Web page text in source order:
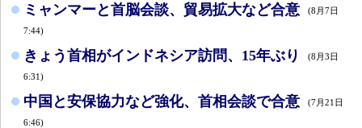
ミャンマーと首脳会談、貿易拡大など合意 (8月7日
7:44)
きょう首相がインドネシア訪問、15年ぶり (8月3日
6:31)
中国と安保協力など強化、首相会談で合意 (7月21日
6:46)